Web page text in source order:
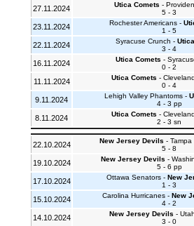
27.11.2024 Utica Comets -
5 - 3
23.11.2024 Rochester Americans -
1 - 5
22.11.2024 Syracuse Crunch -
3 - 4
16.11.2024 Utica Comets -
0 - 2
11.11.2024 Utica Comets -
0 - 4
9.11.2024 Lehigh Valley Phantoms -
4 - 3 pp
8.11.2024 Utica Comets -
2 - 3 sn
22.10.2024 New Jersey Devils -
5 - 8
19.10.2024 New Jersey Devils -
5 - 6 pp
17.10.2024 Ottawa Senators - New
1 - 3
15.10.2024 Carolina Hurricanes - New
4 - 2
14.10.2024 New Jersey Devils -
3 - 0